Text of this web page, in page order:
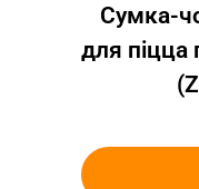
Сумка-
для піцца